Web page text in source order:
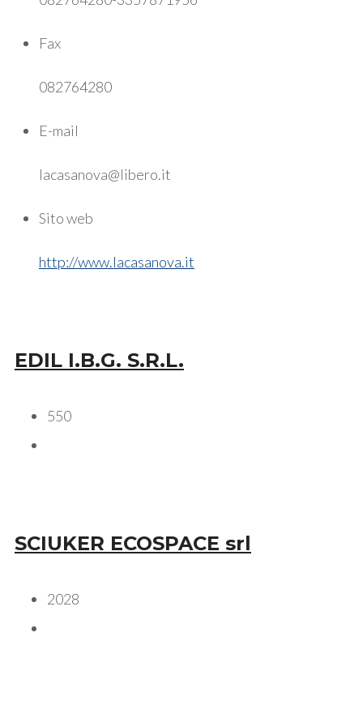
Fax
082764280
E-mail
lacasanova@libero.it
Sito web
http://www.lacasanova.it
EDIL I.B.G. S.R.L.
550
SCIUKER ECOSPACE srl
2028